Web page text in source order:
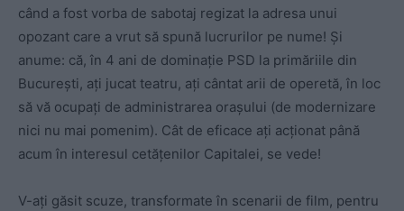
când a fost vorba de sabotaj regizat la adresa unui
opozant care a vrut să spună lucrurilor pe nume! Și
anume: că, în 4 ani de dominație PSD la primăriile din
București, ați jucat teatru, ați cântat arii de operetă, în loc
să vă ocupați de administrarea orașului (de modernizare
nici nu mai pomenim). Cât de eficace ați acționat până
acum în interesul cetățenilor Capitalei, se vede!
V-ați găsit scuze, transformate în scenarii de film, pentru